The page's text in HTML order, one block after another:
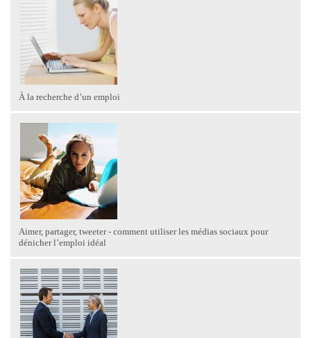
À la recherche d’un emploi
Aimer, partager, tweeter - comment utiliser les médias sociaux pour
dénicher l’emploi idéal